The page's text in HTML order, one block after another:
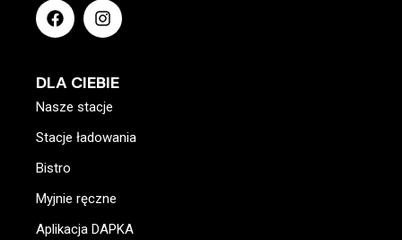
DLA CIEBIE
Nasze stacje
Stacje ładowania
Bistro
Myjnie ręczne
Aplikacja DAPKA